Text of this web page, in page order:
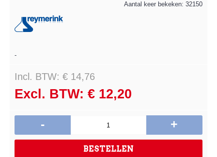
Aantal keer bekeken: 32150
-
Incl. BTW: € 14,76
Excl. BTW: € 12,20
- +
BESTELLEN